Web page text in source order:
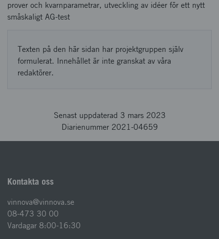
prover och kvarnparametrar, utveckling av idéer för ett nytt
småskaligt AG-test
Texten på den här sidan har projektgruppen själv
formulerat. Innehållet är inte granskat av våra
redaktörer.
Senast uppdaterad 3 mars 2023
Diarienummer 2021-04659
Kontakta oss
vinnova@vinnova.se
08-473 30 00
Vardagar 8:00-16:30